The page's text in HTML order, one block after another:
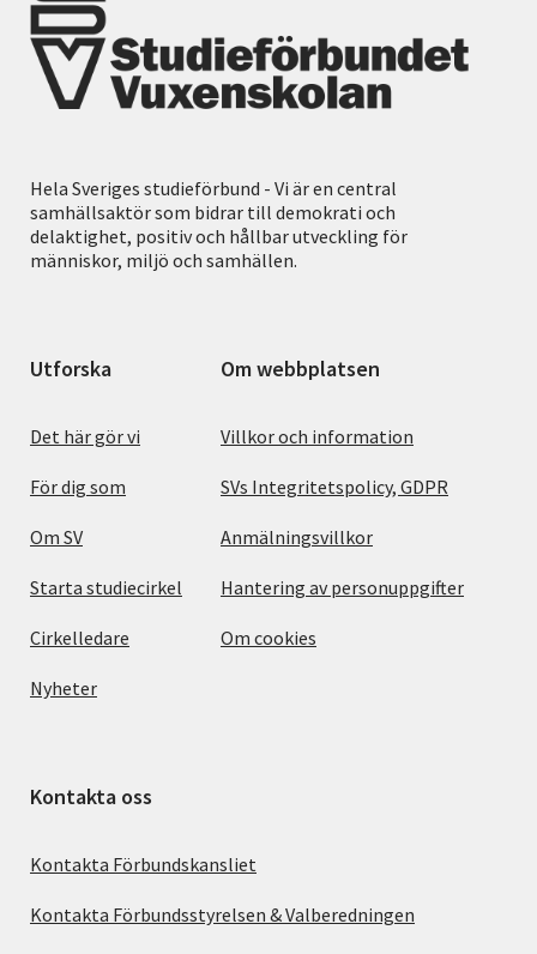
Hela Sveriges studieförbund - Vi är en central
samhällsaktör som bidrar till demokrati och
delaktighet, positiv och hållbar utveckling för
människor, miljö och samhällen.
Utforska
Det här gör vi
För dig som
Om SV
Starta studiecirkel
Cirkelledare
Nyheter
Om webbplatsen
Villkor och information
SVs Integritetspolicy, GDPR
Anmälningsvillkor
Hantering av personuppgifter
Om cookies
Kontakta oss
Kontakta Förbundskansliet
Kontakta Förbundsstyrelsen & Valberedningen